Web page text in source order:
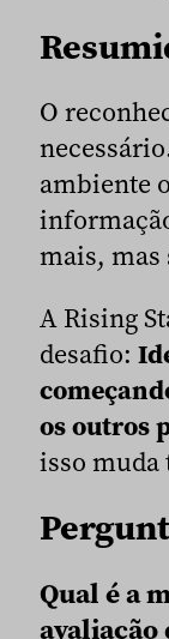
O
ambiente
mais, mas
A Rising
desafio:
os outros
isso muda
Qual é a
avaliação